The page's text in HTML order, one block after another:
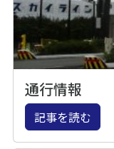
通行情報
記事を読む